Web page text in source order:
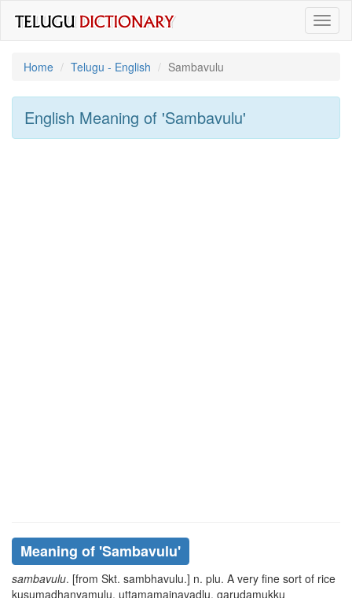
Home
Telugu - English Sambavulu
English Meaning of 'sambavulu'
Meaning of 'sambavulu'
sambavulu. [from Skt. sambhavulu.] n. plu. A very fine sort of rice
kusumadhanyamulu, uttamamainavadlu. garudamukku